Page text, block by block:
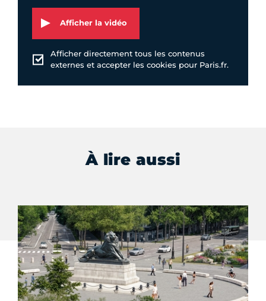
Afficher la vidéo
Afficher directement tous les contenus
externes et accepter les cookies pour Paris.fr.
À lire aussi